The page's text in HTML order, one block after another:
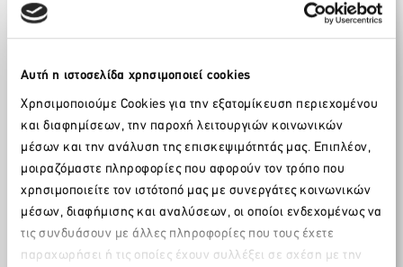
Αυτή η ιστοσελίδα χρησιμοποιεί cookies
Χρησιμοποιούμε Cookies για την εξατομίκευση περιεχομένου
και διαφημίσεων, την παροχή λειτουργιών κοινωνικών
μέσων και την ανάλυση της επισκεψιμότητάς μας. Επιπλέον,
μοιραζόμαστε πληροφορίες που αφορούν τον τρόπο που
χρησιμοποιείτε τον ιστότοπό μας με συνεργάτες κοινωνικών
μέσων, διαφήμισης και αναλύσεων, οι οποίοι ενδεχομένως να
τις συνδυάσουν με άλλες πληροφορίες που τους έχετε
παραχωρήσει ή τις οποίες έχουν συλλέξει σε σχέση με την
Η παύση λειτουργιών της Thomas Cook, αποτελεί μια
πολύ δυσάρεστη εξέλιξη που απαιτεί τη γρήγορη και
Η πολιτεία θα πρέπει να προχωρήσει άμεσα στην
ενημέρωση του τουριστικού κόσμου, για το πώς
διαμορφώνεται η κατάσταση από σήμερα όσον αφορά την
Thomas Cook UK, αλλά και για το τι ακριβώς ισχύει με
τις άλλες αγορές (Γερμανία, Ολλανδία, Βέλγιο,
Σκανδιναβία). Παράλληλα, θα πρέπει να σχεδιάσει και να
ανακοινώσει συγκεκριμένα μέτρα για την απορρόφηση
των προβλημάτων που θα προκύψουν στις τουριστικές
επιχειρήσεις.